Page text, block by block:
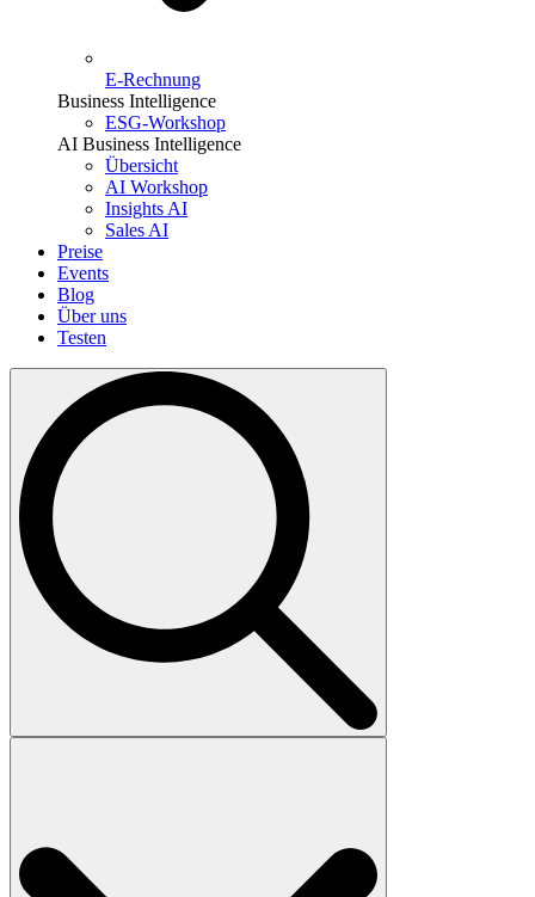
E-Rechnung
Business Intelligence
ESG-Workshop
AI Business Intelligence
Übersicht
AI Workshop
Insights AI
Sales AI
Preise
Events
Blog
Über uns
Testen
Search